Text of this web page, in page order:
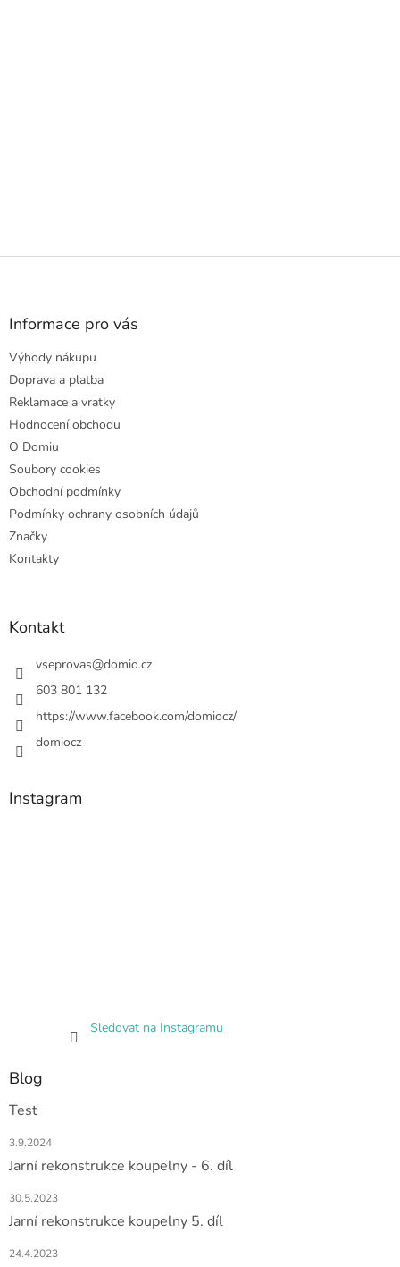
Z
Informace pro vás
Výhody nákupu
Doprava a platba
Reklamace a vratky
Hodnocení obchodu
O Domiu
Soubory cookies
Obchodní podmínky
Podmínky ochrany osobních údajů
Značky
Kontakty
Kontakt
vseprovas@domio.cz
603 801 132
https://www.facebook.com/domiocz/
domiocz
Instagram
Sledovat na Instagramu
Blog
Test
3.9.2024
Jarní rekonstrukce koupelny - 6. díl
30.5.2023
Jarní rekonstrukce koupelny 5. díl
24.4.2023